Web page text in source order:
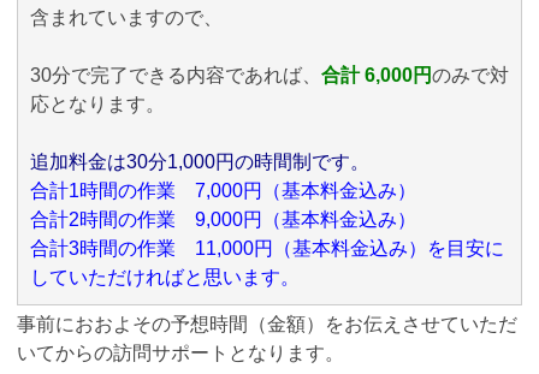
含まれていますので、
30分で完了できる内容であれば、 合計 6,000円のみで対
応となります。
追加料金は30分1,000円の時間制です。
合計1時間の作業 7,000円（基本料金込み）
合計2時間の作業 9,000円（基本料金込み）
合計3時間の作業 11,000円（基本料金込み）を目安に
していただければと思います。
事前におおよその予想時間（金額）をお伝えさせていただ
いてからの訪問サポートとなります。